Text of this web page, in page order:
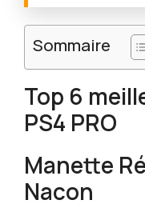
Sommaire
Top 6
PS4 PRO
Manette
Nacon